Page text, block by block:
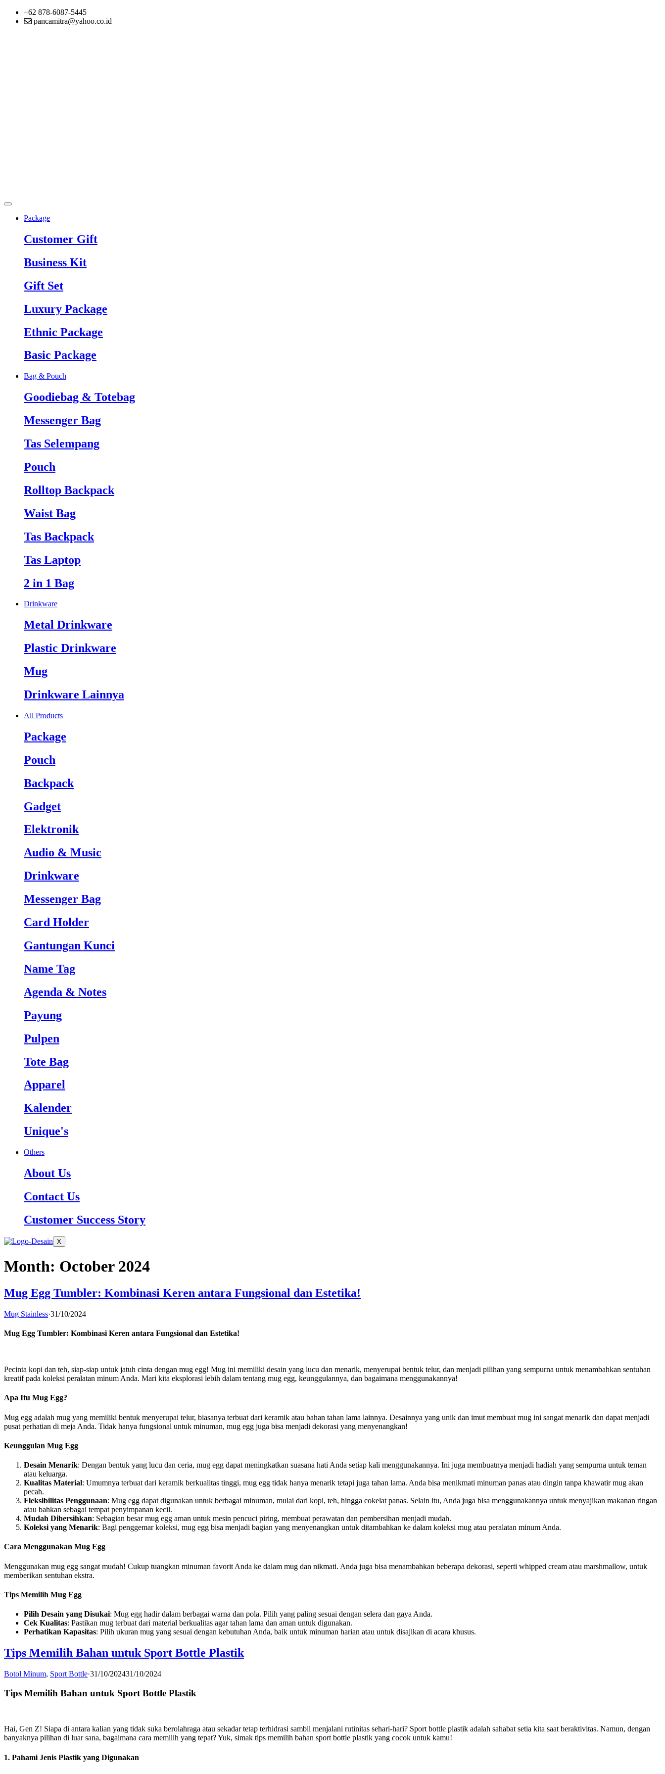
+62 878-6087-5445
pancamitra@yahoo.co.id
Package
Customer Gift
Business Kit
Gift Set
Luxury Package
Ethnic Package
Basic Package
Bag & Pouch
Goodiebag & Totebag
Messenger Bag
Tas Selempang
Pouch
Rolltop Backpack
Waist Bag
Tas Backpack
Tas Laptop
2 in 1 Bag
Drinkware
Metal Drinkware
Plastic Drinkware
Mug
Drinkware Lainnya
All Products
Package
Pouch
Backpack
Gadget
Elektronik
Audio & Music
Drinkware
Messenger Bag
Card Holder
Gantungan Kunci
Name Tag
Agenda & Notes
Payung
Pulpen
Tote Bag
Apparel
Kalender
Unique's
Others
About Us
Contact Us
Customer Success Story
X
Month: October 2024
Mug Egg Tumbler: Kombinasi Keren antara Fungsional dan Estetika!
Mug Stainless·31/10/2024
Mug Egg Tumbler: Kombinasi Keren antara Fungsional dan Estetika!
Pecinta kopi dan teh, siap-siap untuk jatuh cinta dengan mug egg! Mug ini memiliki desain yang lucu dan menarik, menyerupai bentuk telur, dan menjadi pilihan yang sempurna untuk menambahkan sentuhan
kreatif pada koleksi peralatan minum Anda. Mari kita eksplorasi lebih dalam tentang mug egg, keunggulannya, dan bagaimana menggunakannya!
Apa Itu Mug Egg?
Mug egg adalah mug yang memiliki bentuk menyerupai telur, biasanya terbuat dari keramik atau bahan tahan lama lainnya. Desainnya yang unik dan imut membuat mug ini sangat menarik dan dapat menjadi
pusat perhatian di meja Anda. Tidak hanya fungsional untuk minuman, mug egg juga bisa menjadi dekorasi yang menyenangkan!
Keunggulan Mug Egg
Desain Menarik: Dengan bentuk yang lucu dan ceria, mug egg dapat meningkatkan suasana hati Anda setiap kali menggunakannya. Ini juga membuatnya menjadi hadiah yang sempurna untuk teman
atau keluarga.
Kualitas Material: Umumnya terbuat dari keramik berkualitas tinggi, mug egg tidak hanya menarik tetapi juga tahan lama. Anda bisa menikmati minuman panas atau dingin tanpa khawatir mug akan
pecah.
Fleksibilitas Penggunaan: Mug egg dapat digunakan untuk berbagai minuman, mulai dari kopi, teh, hingga cokelat panas. Selain itu, Anda juga bisa menggunakannya untuk menyajikan makanan ringan
atau bahkan sebagai tempat penyimpanan kecil.
Mudah Dibersihkan: Sebagian besar mug egg aman untuk mesin pencuci piring, membuat perawatan dan pembersihan menjadi mudah.
Koleksi yang Menarik: Bagi penggemar koleksi, mug egg bisa menjadi bagian yang menyenangkan untuk ditambahkan ke dalam koleksi mug atau peralatan minum Anda.
Cara Menggunakan Mug Egg
Menggunakan mug egg sangat mudah! Cukup tuangkan minuman favorit Anda ke dalam mug dan nikmati. Anda juga bisa menambahkan beberapa dekorasi, seperti whipped cream atau marshmallow, untuk
memberikan sentuhan ekstra.
Tips Memilih Mug Egg
Pilih Desain yang Disukai: Mug egg hadir dalam berbagai warna dan pola. Pilih yang paling sesuai dengan selera dan gaya Anda.
Cek Kualitas: Pastikan mug terbuat dari material berkualitas agar tahan lama dan aman untuk digunakan.
Perhatikan Kapasitas: Pilih ukuran mug yang sesuai dengan kebutuhan Anda, baik untuk minuman harian atau untuk disajikan di acara khusus.
Tips Memilih Bahan untuk Sport Bottle Plastik
Botol Minum, Sport Bottle·31/10/202431/10/2024
Tips Memilih Bahan untuk Sport Bottle Plastik
Hai, Gen Z! Siapa di antara kalian yang tidak suka berolahraga atau sekadar tetap terhidrasi sambil menjalani rutinitas sehari-hari? Sport bottle plastik adalah sahabat setia kita saat beraktivitas. Namun, dengan
banyaknya pilihan di luar sana, bagaimana cara memilih yang tepat? Yuk, simak tips memilih bahan sport bottle plastik yang cocok untuk kamu!
1. Pahami Jenis Plastik yang Digunakan